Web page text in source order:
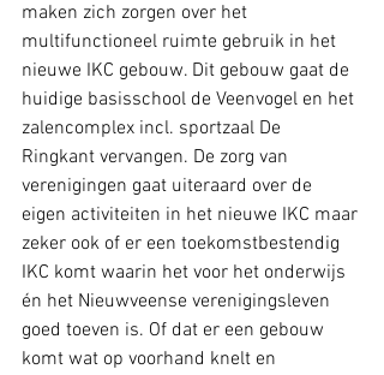
maken zich zorgen over het
multifunctioneel ruimte gebruik in het
nieuwe IKC gebouw. Dit gebouw gaat de
huidige basisschool de Veenvogel en het
zalencomplex incl. sportzaal De
Ringkant vervangen. De zorg van
verenigingen gaat uiteraard over de
eigen activiteiten in het nieuwe IKC maar
zeker ook of er een toekomstbestendig
IKC komt waarin het voor het onderwijs
én het Nieuwveense verenigingsleven
goed toeven is. Of dat er een gebouw
komt wat op voorhand knelt en